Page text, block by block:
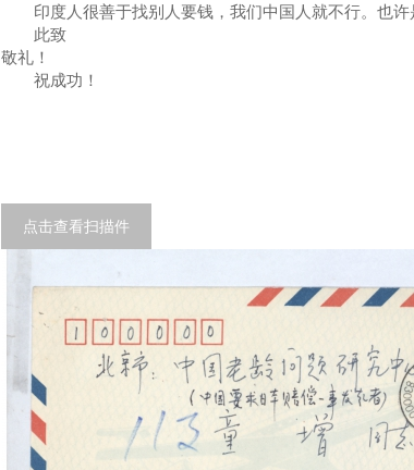
印度人很善于找别人要钱，我们中国人就不行。也许
此致
敬礼！
祝成功！